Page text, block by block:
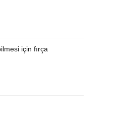
için fırça